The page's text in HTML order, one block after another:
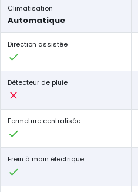
Climatisation
Automatique
Direction assistée
Détecteur de pluie
Fermeture centralisée
Frein à main électrique